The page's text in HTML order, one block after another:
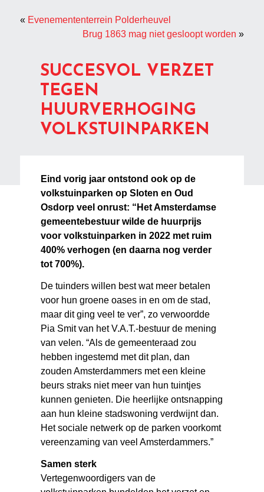
« Evenemententerrein Polderheuvel
Brug 1863 mag niet gesloopt worden »
SUCCESVOL VERZET
TEGEN
HUURVERHOGING
VOLKSTUINPARKEN
Eind vorig jaar ontstond ook op de
volkstuinparken op Sloten en Oud
Osdorp veel onrust: “Het Amsterdamse
gemeentebestuur wilde de huurprijs
voor volkstuinparken in 2022 met ruim
400% verhogen (en daarna nog verder
tot 700%).
De tuinders willen best wat meer betalen
voor hun groene oases in en om de stad,
maar dit ging veel te ver”, zo verwoordde
Pia Smit van het V.A.T.-bestuur de mening
van velen. “Als de gemeenteraad zou
hebben ingestemd met dit plan, dan
zouden Amsterdammers met een kleine
beurs straks niet meer van hun tuintjes
kunnen genieten. Die heerlijke ontsnapping
aan hun kleine stadswoning verdwijnt dan.
Het sociale netwerk op de parken voorkomt
vereenzaming van veel Amsterdammers.”
Samen sterk
Vertegenwoordigers van de